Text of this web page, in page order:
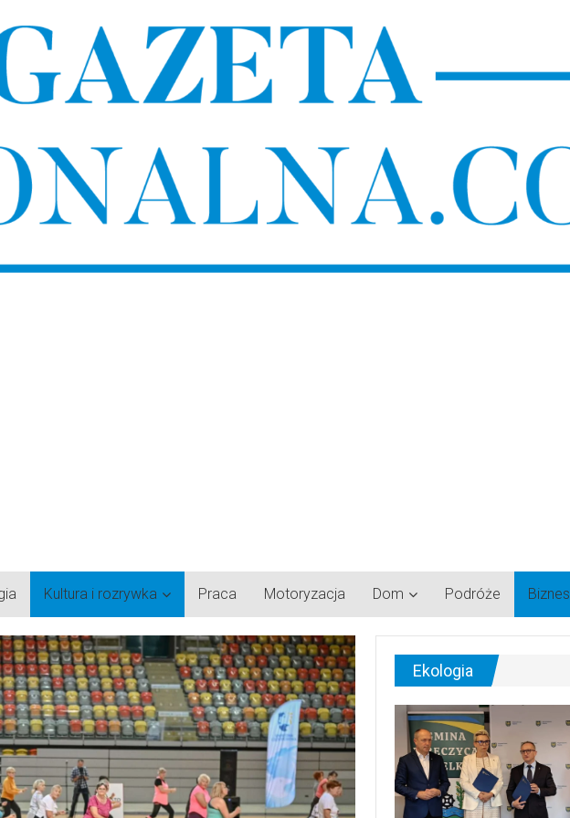
Kultura i rozrywka Praca Motoryzacja Dom Podróże Biznes
Ekologia